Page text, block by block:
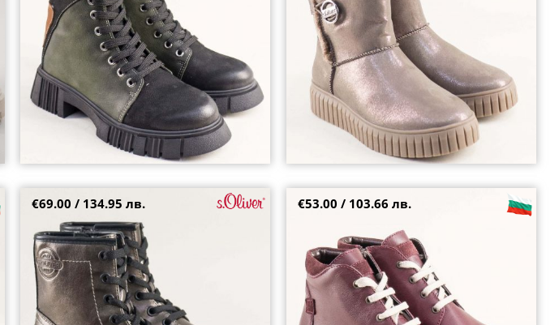
S.OLIVER дамски боти в цвят бронз на нисък
ток с връзки и цип 5-25241-9a5
38 39
€69.00 / 134.95 лв.
Естествена кожа дамски кларкове на
39 41
€53.00 / 103.66 лв.